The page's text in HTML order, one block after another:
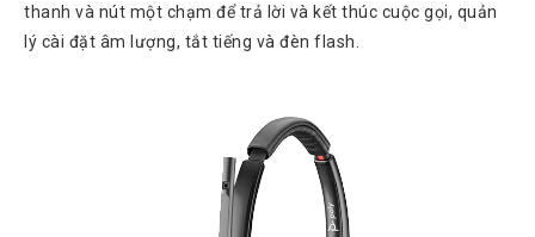
thanh và nút một chạm để trả lời và kết thúc cuộc gọi, quản
lý cài đặt âm lượng, tắt tiếng và đèn flash.